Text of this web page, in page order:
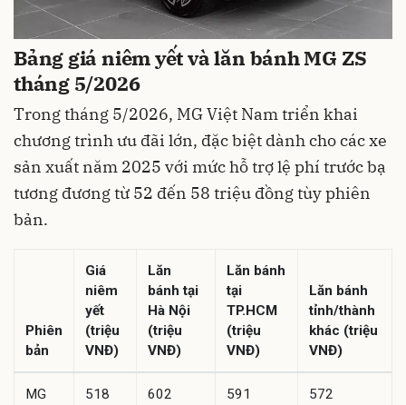
Bảng giá niêm yết và lăn bánh MG ZS
tháng 5/2026
Trong tháng 5/2026, MG Việt Nam triển khai
chương trình ưu đãi lớn, đặc biệt dành cho các xe
sản xuất năm 2025 với mức hỗ trợ lệ phí trước bạ
tương đương từ 52 đến 58 triệu đồng tùy phiên
bản.
Phiên
bản
Giá
niêm
yết
(triệu
VNĐ)
Lăn
bánh tại
Hà Nội
(triệu
VNĐ)
Lăn bánh
tại
TP.HCM
(triệu
VNĐ)
Lăn bánh
tỉnh/thành
khác (triệu
VNĐ)
MG
518 602 591 572